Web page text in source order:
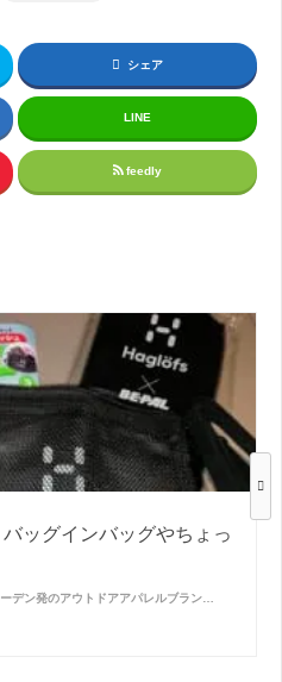
シェア
LINE
feedly
ッグインバッグやちょっ
デン発のアウトドアアパレルブラン…